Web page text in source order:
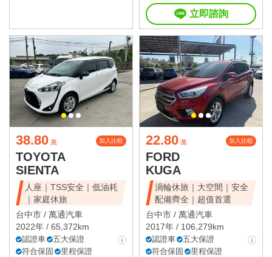
立即諮詢
38.80 萬 加入比較
TOYOTA
SIENTA
人座｜TSS安全｜低油耗
｜家庭休旅
台中市 / 萬通汽車
2022年 / 65,372km
認證車
五大保證
符合保固
里程保證
22.80 萬 加入比較
FORD
KUGA
渦輪休旅｜大空間｜安全
配備齊全｜超值首選
台中市 / 萬通汽車
2017年 / 106,279km
認證車
五大保證
符合保固
里程保證